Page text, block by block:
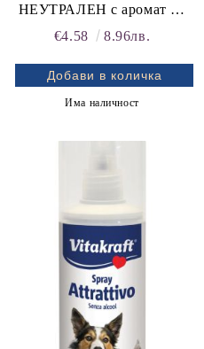
НЕУТРАЛЕН с аромат на
червена роза, подходящ ЗА
ПРОФЕСИОНАЛНА
ЛИНИЯ, Vita Cosmetics
€4.58 8.96лв.
Има наличност